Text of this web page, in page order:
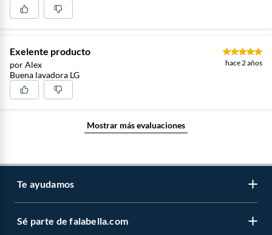
Exelente producto
por Alex hace 2 años
Buena lavadora LG
Mostrar más evaluaciones
Te ayudamos
Atención por WhatsApp
Sé parte de falabella.com